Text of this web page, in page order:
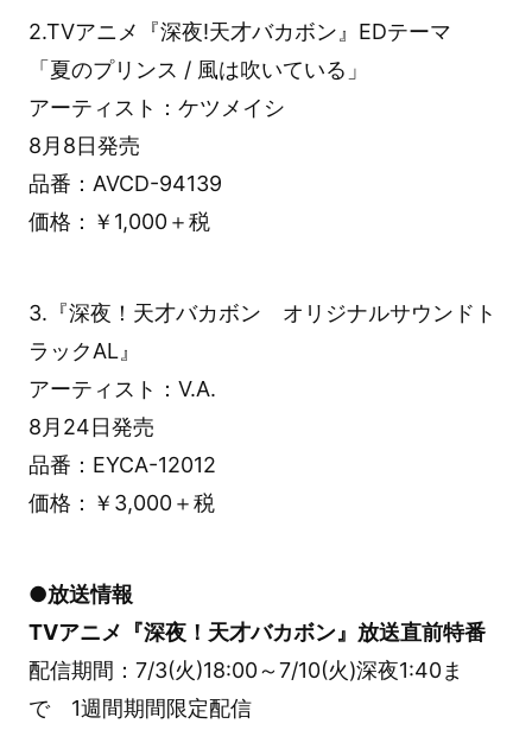
2.TVアニメ『深夜!天才バカボン』EDテーマ
「夏のプリンス / 風は吹いている」
アーティスト：ケツメイシ
8月8日発売
品番：AVCD-94139
価格：￥1,000＋税
3.『深夜！天才バカボン オリジナルサウンドト
ラックAL』
アーティスト：V.A.
8月24日発売
品番：EYCA-12012
価格：￥3,000＋税
●放送情報
TVアニメ『深夜！天才バカボン』放送直前特番
配信期間：7/3(火)18:00～7/10(火)深夜1:40ま
で 1週間期間限定配信